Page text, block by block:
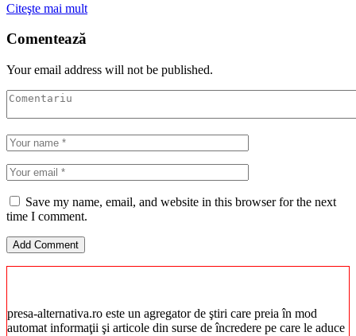
Citeşte mai mult
Comentează
Your email address will not be published.
Save my name, email, and website in this browser for the next
time I comment.
presa-alternativa.ro este un agregator de ştiri care preia în mod
automat informaţii şi articole din surse de încredere pe care le aduce